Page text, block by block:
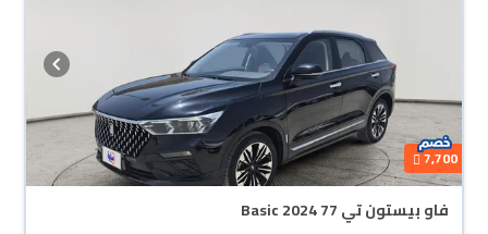
7,700
فاو بيستون تي 77 Basic 2024